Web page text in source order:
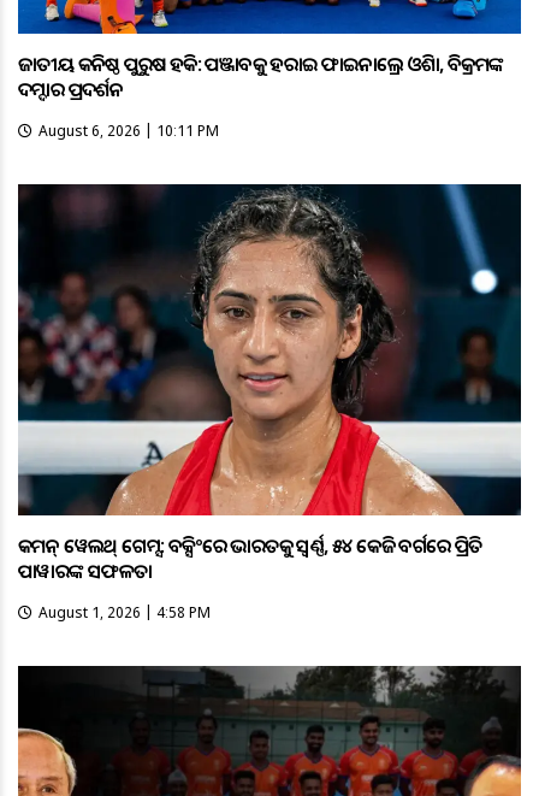
ଜାତୀୟ କନିଷ୍ଠ ପୁରୁଷ ହକି: ପଞ୍ଜାବକୁ ହରାଇ ଫାଇନାଲ୍ରେ ଓଡ଼ିଶା, ବିକ୍ରମଙ୍କ
ଦମ୍ଦାର ପ୍ରଦର୍ଶନ
August 6, 2026 | 10:11 PM
କମନ୍ ୱେଲଥ୍ ଗେମ୍ସ: ବକ୍ସିଂରେ ଭାରତକୁ ସ୍ବର୍ଣ୍ଣ, ୫୪ କେଜି ବର୍ଗରେ ପ୍ରିତି
ପାୱାରଙ୍କ ସଫଳତା
August 1, 2026 | 4:58 PM